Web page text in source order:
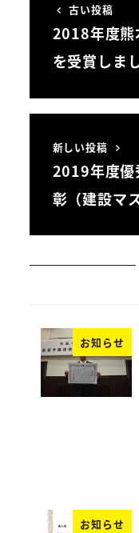
古い投稿
2018年度熊
を受賞しま
新しい投稿
2019年度優
彰（建設マ
お知らせ
お知らせ